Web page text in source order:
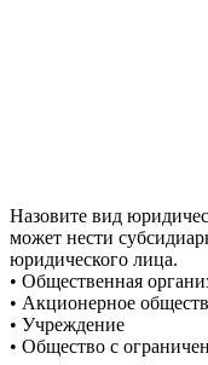
Назовите вид
может нести
юридического лица.
• Общественная
• Акционерное
• Учреждение
• Общество с